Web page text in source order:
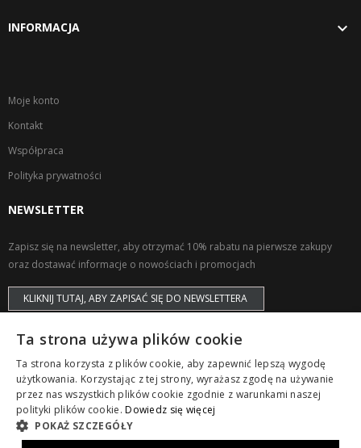
INFORMACJA 
Moje konto
Kontakt
Współpraca
Polityka prywatności
NEWSLETTER
Zapisz się na newsletter, aby otrzymać 10% rabatu na pierwsze zakupy
oraz dostawać informacje o nowościach i promocjach
KLIKNIJ TUTAJ, ABY ZAPISAĆ SIĘ DO NEWSLETTERA
Copyright © ZAPS. All Rights Reserved.
Ta strona używa plików cookie
Ta strona korzysta z plików cookie, aby zapewnić lepszą wygodę
użytkowania. Korzystając z tej strony, wyrażasz zgodę na używanie
przez nas wszystkich plików cookie zgodnie z warunkami naszej
polityki plików cookie.Dowiedz się więcej
POKAŻ SZCZEGÓŁY